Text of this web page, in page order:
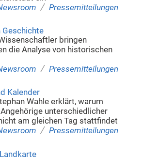
/ Pressemitteilungen
Geschichte
bringen
die Analyse von historischen
/ Pressemitteilungen
Kalender
Wahle erklärt, warum
unterschiedlicher
am gleichen Tag stattfindet
/ Pressemitteilungen